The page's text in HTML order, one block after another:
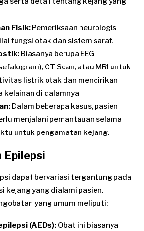
Fisik: Pemeriksaan neurologis
fungsi otak dan sistem saraf.
Biasanya berupa EEG
CT Scan, atau MRI untuk
listrik otak dan mencirikan
kelainan di dalamnya.
Dalam beberapa kasus, pasien
menjalani pemantauan selama
untuk pengamatan kejang.
Epilepsi
dapat bervariasi tergantung pada
kejang yang dialami pasien.
yang umum meliputi:
(AEDs): Obat ini biasanya